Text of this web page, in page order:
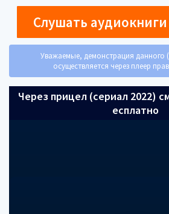
Слушать
Уважаемые, демонстрация данного
осуществляется через плеер
Через прицел (сериал 2022)
есплатно